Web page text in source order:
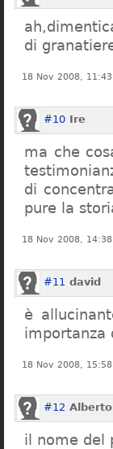
di
18 Nov 2008, 11:43
#10 Ire
ma che
di
pure la
18 Nov 2008, 14:38
#11 david
è
importanza
18 Nov 2008, 15:58
#12 Alberto
il nome del